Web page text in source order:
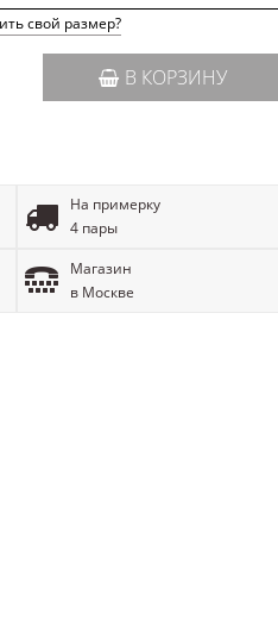
свой размер?
В КОРЗИНУ
На примерку
4 пары
Магазин
в Москве